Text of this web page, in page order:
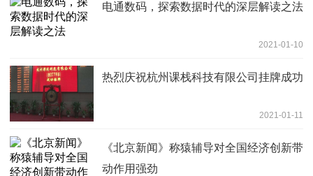
电通数码，探索数据时代的深层解读之法
2021-01-10
热烈庆祝杭州课栈科技有限公司挂牌成功
2021-01-11
《北京新闻》称猿辅导对全国经济创新带
动作用强劲